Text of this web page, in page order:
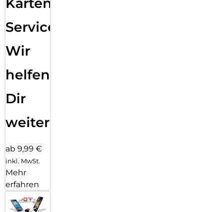
Karten
Service:
Wir
helfen
Dir
weiter
ab 9,99 €
inkl. MwSt.
Mehr
erfahren